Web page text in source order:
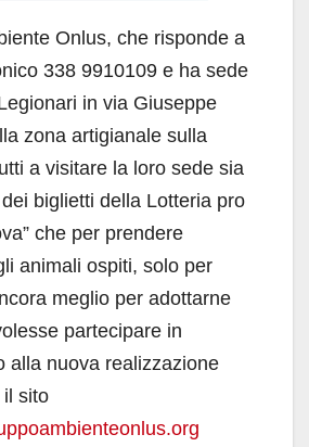
Onlus, che risponde a
338 9910109 e ha sede
in via Giuseppe
zona artigianale sulla
a visitare la loro sede sia
biglietti della Lotteria pro
che per prendere
animali ospiti, solo per
meglio per adottarne
partecipare in
alla nuova realizzazione
il sito